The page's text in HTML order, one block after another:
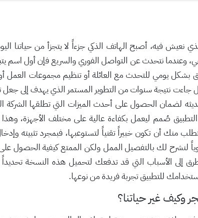
نعيش فيه، أصبح الهاتف الذكي جزءاً لا يتجزأ من حياتنا
وعندما نتحدث عن التواصل الفوري والسريع فإن أول اسم
بشكل يومي للتحدث مع العائلة أو تنظيم مجموعات
جاءت نتيجة سنوات من التطوير المستمر الذي يهدف إلى
لضمان الحصول على أحدث الميزات التي تطلقها الشركة
صُمم ليعمل بكفاءة عالية على مختلف الأجهزة،
منك أن تكون خبيراً تقنياً لتستوعبها، فبمجرد
لنشرح لك بالتفصيل الممل ولكن الممتع كيفية الحصول
إلى الأسباب التي قد تدفعك لتحميل هذه النسخة تحديداً
للتطبيق تجربة فريدة من نوعها.
وكيف غير حياتنا؟